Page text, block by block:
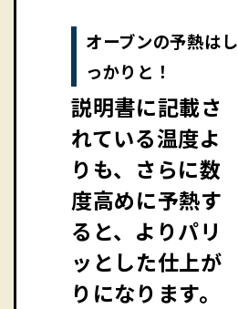
オーブンの予熱はし
っかりと！
説明書に記載さ
れている温度よ
りも、さらに数
度高めに予熱す
ると、よりパリ
ッとした仕上が
りになります。